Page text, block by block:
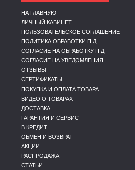
НА ГЛАВНУЮ
ЛИЧНЫЙ КАБИНЕТ
ПОЛЬЗОВАТЕЛЬСКОЕ СОГЛАШЕНИЕ
ПОЛИТИКА ОБРАБОТКИ П.Д
СОГЛАСИЕ НА ОБРАБОТКУ П.Д
СОГЛАСИЕ НА УВЕДОМЛЕНИЯ
ОТЗЫВЫ
СЕРТИФИКАТЫ
ПОКУПКА И ОПЛАТА ТОВАРА
ВИДЕО О ТОВАРАХ
ДОСТАВКА
ГАРАНТИЯ И СЕРВИС
В КРЕДИТ
ОБМЕН И ВОЗВРАТ
АКЦИИ
РАСПРОДАЖА
СТАТЬИ